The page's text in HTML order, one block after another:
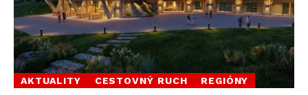
AKTUALITY CESTOVNÝ RUCH REGIÓNY